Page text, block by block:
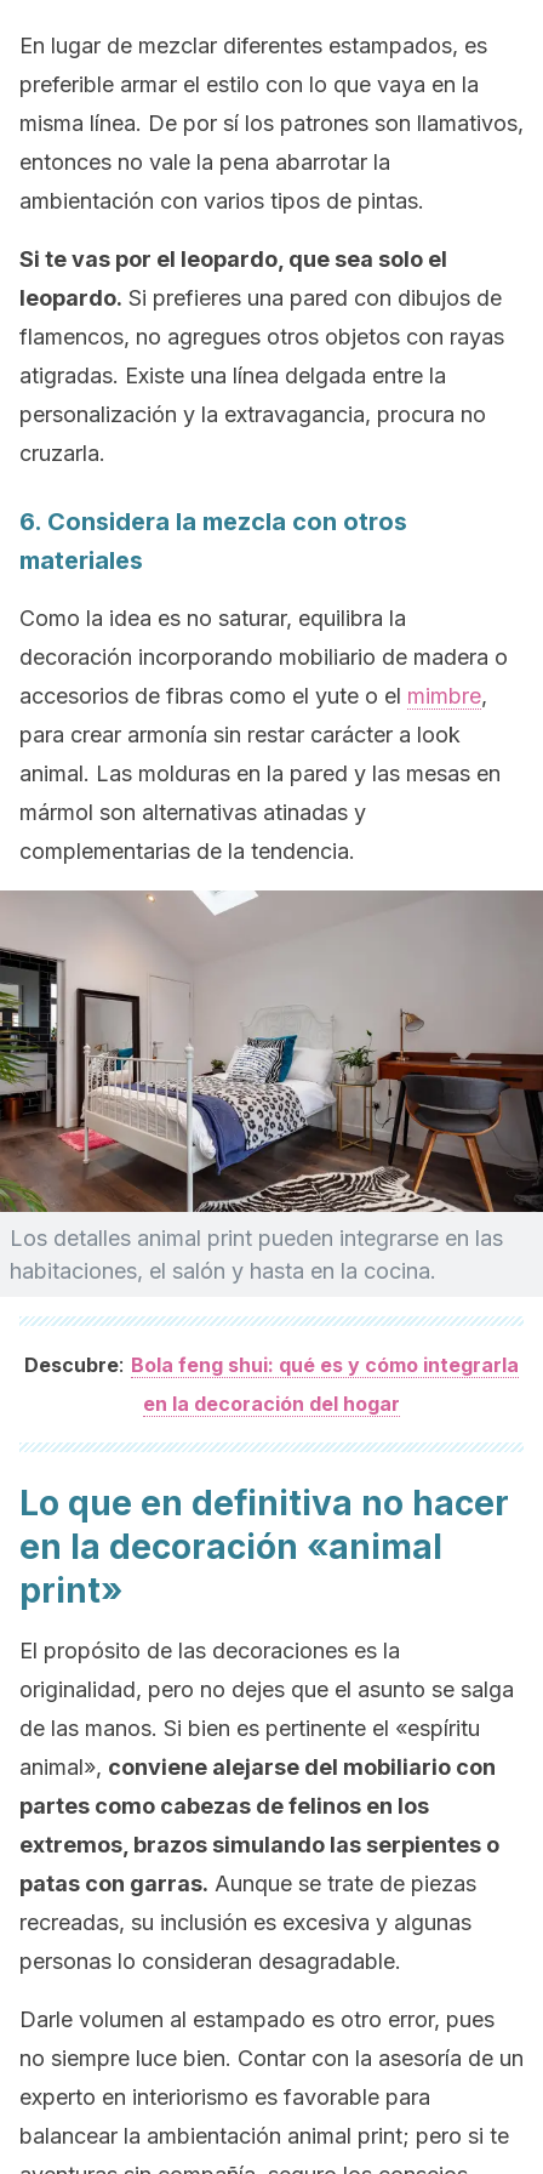
En lugar de mezclar diferentes estampados, es
preferible armar el estilo con lo que vaya en la
misma línea. De por sí los patrones son llamativos,
entonces no vale la pena abarrotar la
ambientación con varios tipos de pintas.
Si te vas por el leopardo, que sea solo el
leopardo. Si prefieres una pared con dibujos de
flamencos, no agregues otros objetos con rayas
atigradas. Existe una línea delgada entre la
personalización y la extravagancia, procura no
cruzarla.
6. Considera la mezcla con otros
materiales
Como la idea es no saturar, equilibra la
decoración incorporando mobiliario de madera o
accesorios de fibras como el yute o el mimbre,
para crear armonía sin restar carácter a look
animal. Las molduras en la pared y las mesas en
mármol son alternativas atinadas y
complementarias de la tendencia.
Los detalles animal print pueden integrarse en las
habitaciones, el salón y hasta en la cocina.
Descubre: Bola feng shui: qué es y cómo integrarla
en la decoración del hogar
Lo que en definitiva no hacer
en la decoración «animal
print»
El propósito de las decoraciones es la
originalidad, pero no dejes que el asunto se salga
de las manos. Si bien es pertinente el «espíritu
animal», conviene alejarse del mobiliario con
partes como cabezas de felinos en los
extremos, brazos simulando las serpientes o
patas con garras. Aunque se trate de piezas
recreadas, su inclusión es excesiva y algunas
personas lo consideran desagradable.
Darle volumen al estampado es otro error, pues
no siempre luce bien. Contar con la asesoría de un
experto en interiorismo es favorable para
balancear la ambientación animal print; pero si te